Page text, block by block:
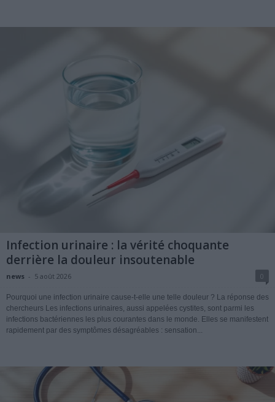
Infection urinaire : la vérité choquante
derrière la douleur insoutenable
news - 5 août 2026 0
Pourquoi une infection urinaire cause-t-elle une telle douleur ? La réponse des
chercheurs Les infections urinaires, aussi appelées cystites, sont parmi les
infections bactériennes les plus courantes dans le monde. Elles se manifestent
rapidement par des symptômes désagréables : sensation...